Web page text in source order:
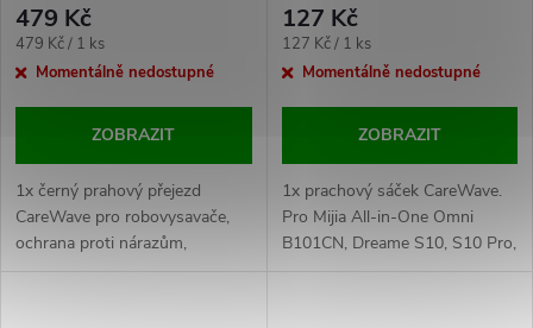
479 Kč
Měrná
cena:
479 Kč / 1 ks
Momentálně nedostupné
ZOBRAZIT
1x černý prahový přejezd
CareWave pro robovysavače,
ochrana proti nárazům,
127 Kč
Měrná
cena:
127 Kč / 1 ks
Momentálně nedostupné
ZOBRAZIT
1x prachový sáček CareWave.
Pro Mijia All-in-One Omni
B101CN, Dreame S10, S10 Pro,